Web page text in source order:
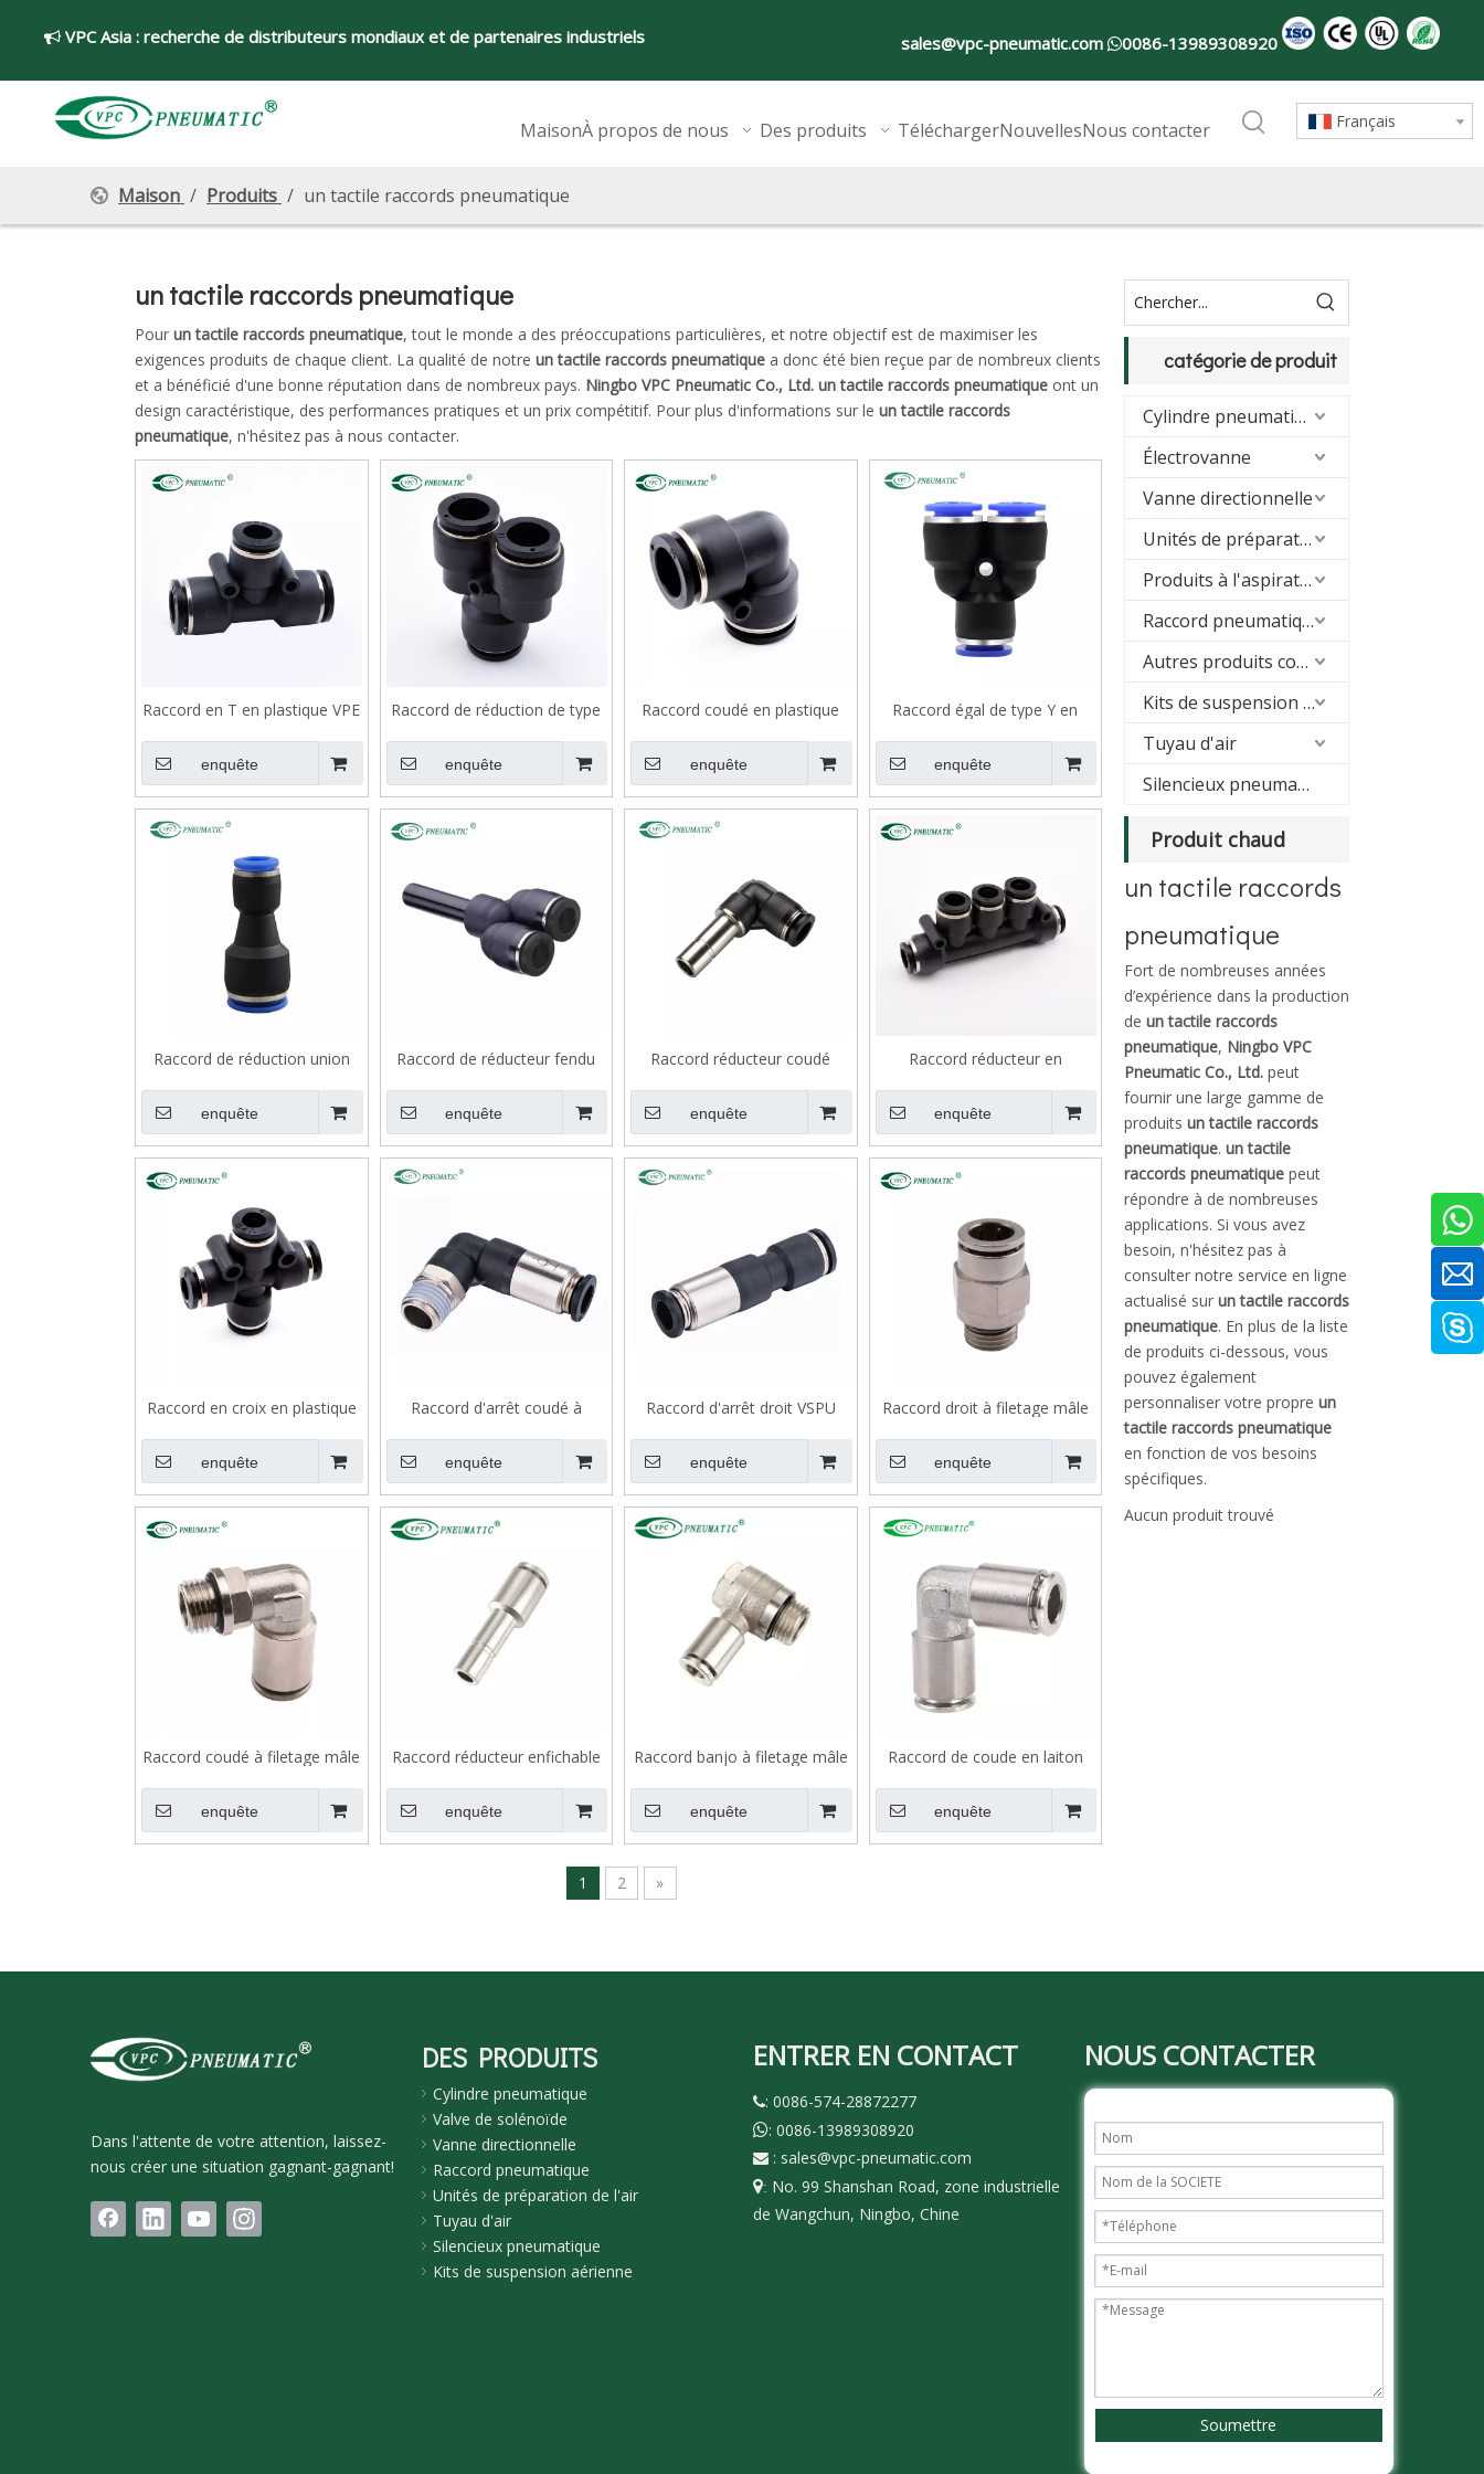
 VPC Asia : recherche de distributeurs mondiaux et de partenaires industriels sales@vpc-pneumatic.com 0086-13989308920
MaisonÀ propos de nous Des produits TéléchargerNouvellesNous contacter Français
Maison / Produits / un tactile raccords pneumatique
un tactile raccords pneumatique
Pour un tactile raccords pneumatique, tout le monde a des préoccupations particulières, et notre objectif est de maximiser les
exigences produits de chaque client. La qualité de notre un tactile raccords pneumatique a donc été bien reçue par de nombreux clients
et a bénéficié d'une bonne réputation dans de nombreux pays. Ningbo VPC Pneumatic Co., Ltd. un tactile raccords pneumatique ont un
design caractéristique, des performances pratiques et un prix compétitif. Pour plus d'informations sur le un tactile raccords
pneumatique, n'hésitez pas à nous contacter.
Raccord en T en plastique VPE
enquête
Raccord de réduction de type
enquête
Raccord coudé en plastique
enquête
Raccord égal de type Y en
enquête
Raccord de réduction union
enquête
Raccord de réducteur fendu
enquête
Raccord réducteur coudé
enquête
Raccord réducteur en
enquête
Raccord en croix en plastique
enquête
Raccord d'arrêt coudé à
enquête
Raccord d'arrêt droit VSPU
enquête
Raccord droit à filetage mâle
enquête
Raccord coudé à filetage mâle
torique
enquête
Raccord réducteur enfichable
enquête
Raccord banjo à filetage mâle
torique
enquête
Raccord de coude en laiton
enquête
1 2 »
catégorie de produit
Cylindre pneumatique
Électrovanne
Vanne directionnelle
Unités de préparation d'air (FRL)
Produits à l'aspirateur
Raccord pneumatique
Autres produits connexes
Kits de suspension pneumatique
Tuyau d'air
Silencieux pneumatique
Produit chaud
un tactile raccords
pneumatique
Fort de nombreuses années
d’expérience dans la production
de un tactile raccords
pneumatique, Ningbo VPC
Pneumatic Co., Ltd. peut
fournir une large gamme de
produits un tactile raccords
pneumatique. un tactile
raccords pneumatique peut
répondre à de nombreuses
applications. Si vous avez
besoin, n'hésitez pas à
consulter notre service en ligne
actualisé sur un tactile raccords
pneumatique. En plus de la liste
de produits ci-dessous, vous
pouvez également
personnaliser votre propre un
tactile raccords pneumatique
en fonction de vos besoins
spécifiques.
Aucun produit trouvé
Dans l'attente de votre attention, laissez-
nous créer une situation gagnant-gagnant!
DES PRODUITS
Cylindre pneumatique
Valve de solénoïde
Vanne directionnelle
Raccord pneumatique
Unités de préparation de l'air
Tuyau d'air
Silencieux pneumatique
Kits de suspension aérienne
ENTRER EN CONTACT
: 0086-574-28872277
: 0086-13989308920
: sales@vpc-pneumatic.com
: No. 99 Shanshan Road, zone industrielle
de Wangchun, Ningbo, Chine
NOUS CONTACTER
Soumettre